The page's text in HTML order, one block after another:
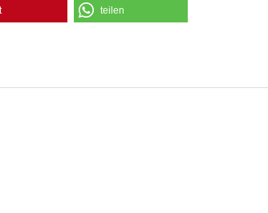
teilen